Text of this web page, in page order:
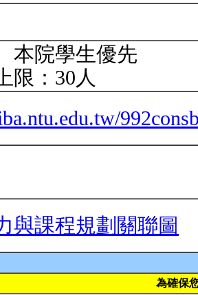
本院學生優先
限：30人
與課程規劃關聯圖
為確保